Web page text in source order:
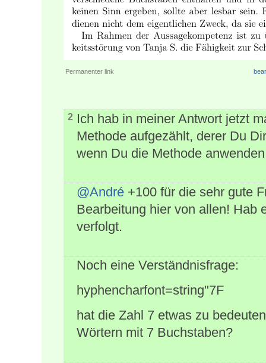
Permanenter link
2 Ich hab in meiner Antwort jetzt
Methode aufgezählt, derer Du
wenn Du die Methode
@André +100 für die sehr gute
Bearbeitung hier von allen! Hab
verfolgt.
Noch eine Verständnisfrage:
hyphencharfont=string"7F
hat die Zahl 7 etwas zu
Wörtern mit 7 Buchstaben?